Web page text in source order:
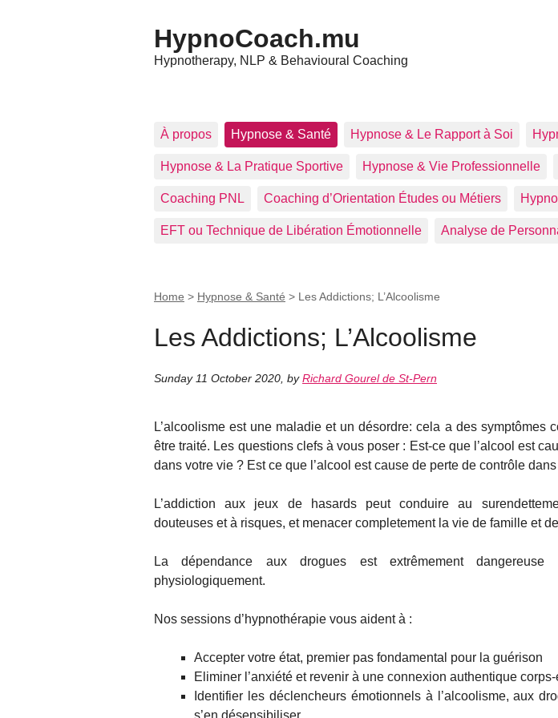
HypnoCoach.mu
Hypnotherapy, NLP & Behavioural Coaching
À propos Hypnose & Santé Hypnose & Le Rapport à Soi
Hypnose & La Pratique Sportive Hypnose & Vie Professionnelle
Coaching PNL Coaching d’Orientation Études ou Métiers
EFT ou Technique de Libération Émotionnelle Analyse de
Home > Hypnose & Santé > Les Addictions; L’Alcoolisme
Les Addictions; L’Alcoolisme
Sunday 11 October 2020 byRichard Gourel de St-Pern
L’alcoolisme est une maladie et un désordre: cela a des symptômes
être traité. Les questions clefs à vous poser : Est-ce que l’alcool est
dans votre vie ? Est ce que l’alcool est cause de perte de contrôle
L’addiction aux jeux de hasards peut conduire au
douteuses et à risques, et menacer completement la vie de famille et
La dépendance aux drogues est extrêmement dangereuse
physiologiquement.
Nos sessions d’hypnothérapie vous aident à :
Accepter votre état, premier pas fondamental pour la guérison
Eliminer l’anxiété et revenir à une connexion authentique
Identifier les déclencheurs émotionnels à l’alcoolisme, aux
s’en désensibiliser